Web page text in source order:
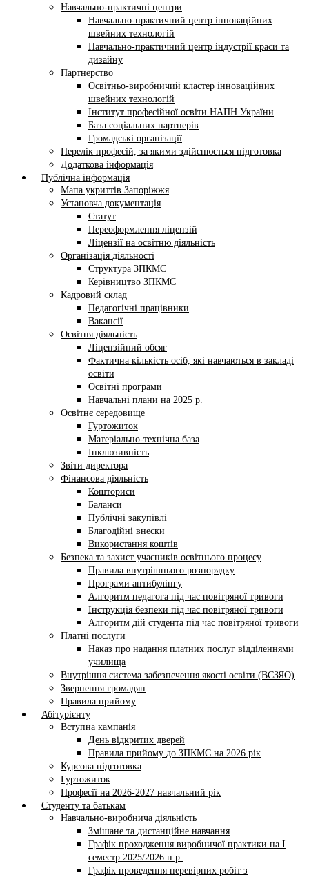
Навчально-практичні центри
Навчально-практичний центр інноваційних
швейних технологій
Навчально-практичний центр індустрії краси та
дизайну
Партнерство
Освітньо-виробничий кластер інноваційних
швейних технологій
Інститут професійної освіти НАПН України
База соціальних партнерів
Громадські організації
Перелік професій, за якими здійснюється підготовка
Додаткова інформація
Публічна інформація
Мапа укриттів Запоріжжя
Установча документація
Статут
Переоформлення ліцензій
Ліцензії на освітню діяльність
Організація діяльності
Структура ЗПКМС
Керівництво ЗПКМС
Кадровий склад
Педагогічні працівники
Вакансії
Освітня діяльність
Ліцензійний обсяг
Фактична кількість осіб, які навчаються в закладі
освіти
Освітні програми
Навчальні плани на 2025 р.
Освітнє середовище
Гуртожиток
Матеріально-технічна база
Інклюзивність
Звіти директора
Фінансова діяльність
Кошториси
Баланси
Публічні закупівлі
Благодійні внески
Використання коштів
Безпека та захист учасників освітнього процесу
Правила внутрішнього розпорядку
Програми антибулінгу
Алгоритм педагога під час повітряної тривоги
Інструкція безпеки під час повітряної тривоги
Алгоритм дій студента під час повітряної тривоги
Платні послуги
Наказ про надання платних послуг відділеннями
училища
Внутрішня система забезпечення якості освіти (ВСЗЯО)
Звернення громадян
Правила прийому
Абітурієнту
Вступна кампанія
День відкритих дверей
Правила прийому до ЗПКМС на 2026 рік
Курсова підготовка
Гуртожиток
Професії на 2026-2027 навчальний рік
Студенту та батькам
Навчально-виробнича діяльність
Змішане та дистанційне навчання
Графік проходження виробничої практики на І
семестр 2025/2026 н.р.
Графік проведення перевірних робіт з